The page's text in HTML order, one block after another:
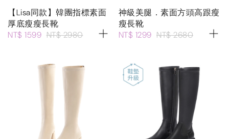
【Lisa同款】韓團指標素面
厚底瘦瘦長靴
NT$ 1599 NT$ 2980
神級美腿．素面方頭高跟瘦
瘦長靴
NT$ 1299 NT$ 2680